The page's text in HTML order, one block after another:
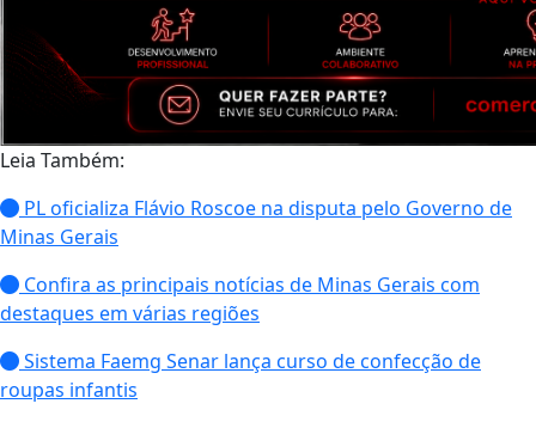
Leia Também:
PL oficializa Flávio Roscoe na disputa pelo Governo de
Minas Gerais
Confira as principais notícias de Minas Gerais com
destaques em várias regiões
Sistema Faemg Senar lança curso de confecção de
roupas infantis